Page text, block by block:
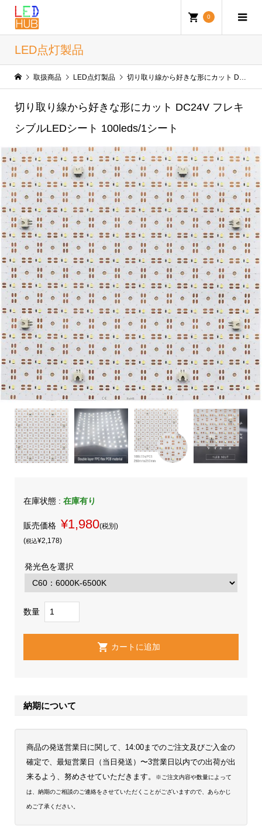
0
LED点灯製品
取扱商品 LED点灯製品 切り取り線から好きな形にカット DC24V フレキシブルLEDシート 100leds/1シート
切り取り線から好きな形にカット DC24V フレキ
シブルLEDシート 100leds/1シート
納期について
商品の発送営業日に関して、14:00までのご注文及びご入金の
確定で、最短営業日（当日発送）〜3営業日以内での出荷が出
来るよう、努めさせていただきます。
※ご注文内容や数量によって
は、納期のご相談のご連絡をさせていただくことがございますので、あらかじ
めご了承ください。
在庫状態 : 在庫有り
販売価格 ¥1,980(税別)
(税込¥2,178)
発光色を選択
数量